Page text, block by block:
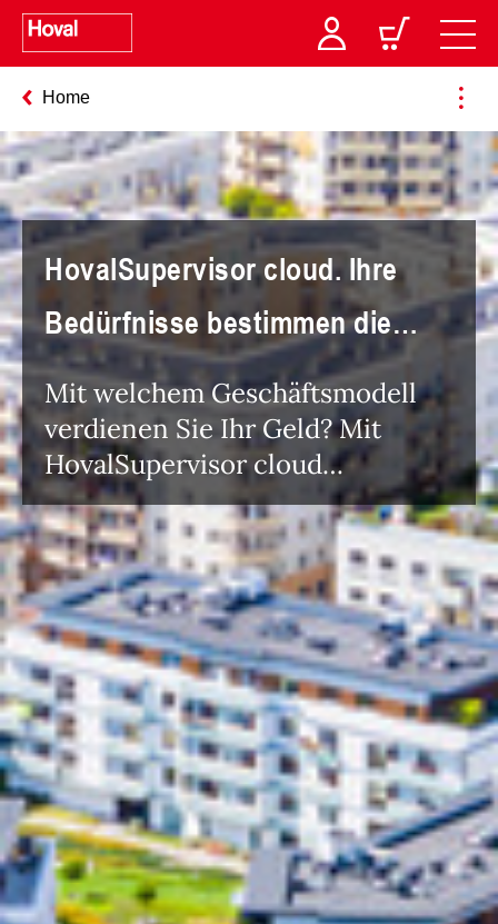
Home
HovalSupervisor cloud. Ihre
Bedürfnisse bestimmen die
Lösung!
Mit welchem Geschäftsmodell
verdienen Sie Ihr Geld? Mit
HovalSupervisor cloud
bestimmen Sie individuell, was
zu Ihrem Geschäftsmodell passt.
Ihre Anforderungen definieren
den Service, den Sie von uns
erhalten – anders als bei
Standardlösungen vieler
Mitbewerber.